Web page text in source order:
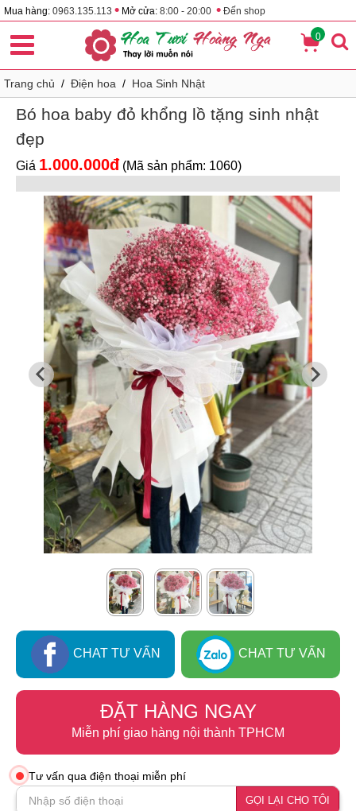
Mua hàng: 0963.135.113 • Mở cửa: 8:00 - 20:00 • Đến shop
0
Trang chủ / Điện hoa / Hoa Sinh Nhật
Bó hoa baby đỏ khổng lồ tặng sinh nhật
đẹp
Giá 1.000.000đ (Mã sản phẩm: 1060)
CHAT TƯ VẤN CHAT TƯ VẤN
ĐẶT HÀNG NGAY
Miễn phí giao hàng nội thành TPHCM
Tư vấn qua điện thoại miễn phí
GỌI LẠI CHO TÔI